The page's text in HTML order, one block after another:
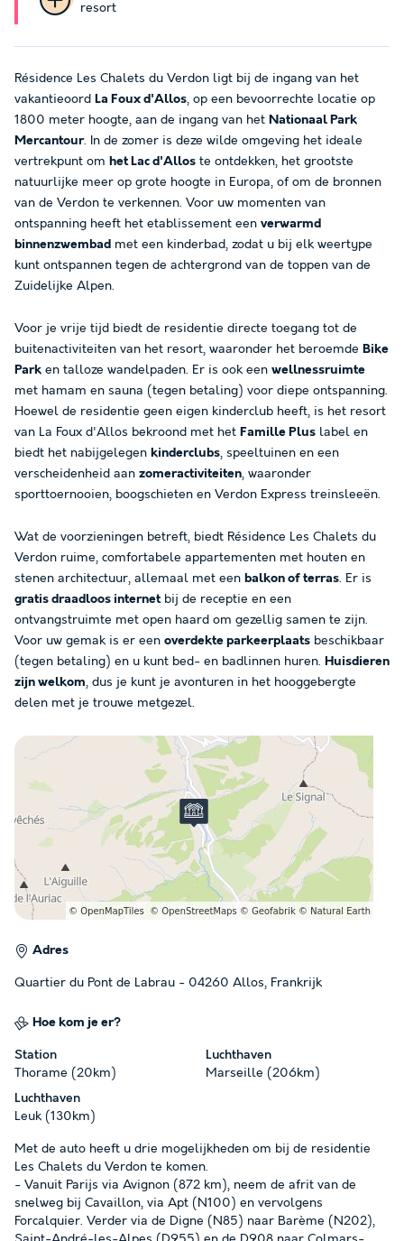
resort
Résidence Les Chalets du Verdon ligt bij de ingang van het
vakantieoord La Foux d'Allos, op een bevoorrechte locatie op
1800 meter hoogte, aan de ingang van het Nationaal Park
Mercantour. In de zomer is deze wilde omgeving het ideale
vertrekpunt om het Lac d'Allos te ontdekken, het grootste
natuurlijke meer op grote hoogte in Europa, of om de bronnen
van de Verdon te verkennen. Voor uw momenten van
ontspanning heeft het etablissement een verwarmd
binnenzwembad met een kinderbad, zodat u bij elk weertype
kunt ontspannen tegen de achtergrond van de toppen van de
Zuidelijke Alpen.
Voor je vrije tijd biedt de residentie directe toegang tot de
buitenactiviteiten van het resort, waaronder het beroemde Bike
Park en talloze wandelpaden. Er is ook een wellnessruimte
met hamam en sauna (tegen betaling) voor diepe ontspanning.
Hoewel de residentie geen eigen kinderclub heeft, is het resort
van La Foux d'Allos bekroond met het Famille Plus label en
biedt het nabijgelegen kinderclubs, speeltuinen en een
verscheidenheid aan zomeractiviteiten, waaronder
sporttoernooien, boogschieten en Verdon Express treinsleeën.
Wat de voorzieningen betreft, biedt Résidence Les Chalets du
Verdon ruime, comfortabele appartementen met houten en
stenen architectuur, allemaal met een balkon of terras. Er is
gratis draadloos internetbij de receptie en een
ontvangstruimte met open haard om gezellig samen te zijn.
Voor uw gemak is er een overdekte parkeerplaats beschikbaar
(tegen betaling) en u kunt bed- en badlinnen huren. Huisdieren
zijn welkom, dus je kunt je avonturen in het hooggebergte
delen met je trouwe metgezel.
Adres
Quartier du Pont de Labrau - 04260 Allos, Frankrijk
Hoe kom je er?
Station
Thorame (20km)
Luchthaven
Marseille (206km)
Luchthaven
Leuk (130km)
Met de auto heeft u drie mogelijkheden om bij de residentie
Les Chalets du Verdon te komen.
- Vanuit Parijs via Avignon (872 km), neem de afrit van de
snelweg bij Cavaillon, via Apt (N100) en vervolgens
Forcalquier. Verder via de Digne (N85) naar Barème (N202),